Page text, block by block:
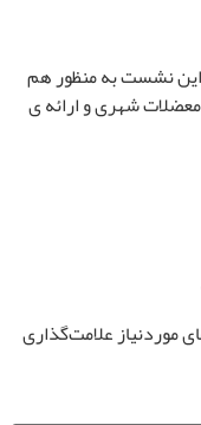
نشست به منظور هم
شهری و ارائه ی
موردنیاز علامت‌گذاری